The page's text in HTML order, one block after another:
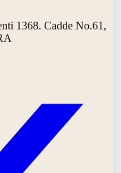
1368. Cadde No.61,